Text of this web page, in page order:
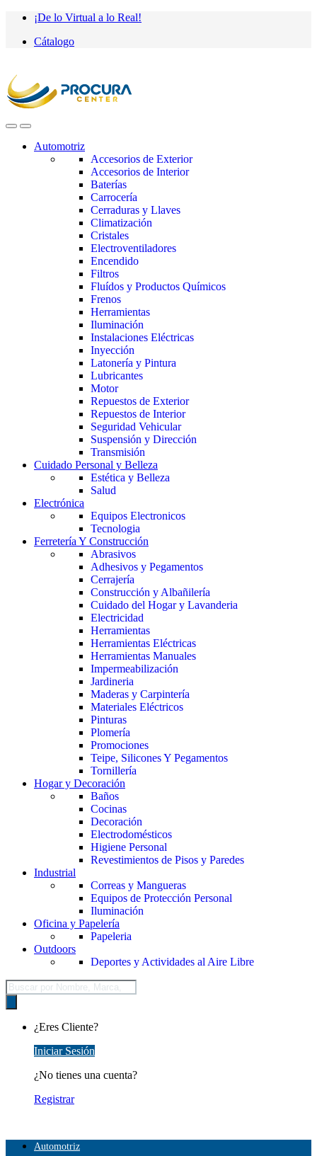
Saltar
navegación
saltar
contenido
¡De lo Virtual a lo Real!
Cátalogo
Automotriz
Accesorios de Exterior
Accesorios de Interior
Baterías
Carrocería
Cerraduras y Llaves
Climatización
Cristales
Electroventiladores
Encendido
Filtros
Fluídos y Productos Químicos
Frenos
Herramientas
Iluminación
Instalaciones Eléctricas
Inyección
Latonería y Pintura
Lubricantes
Motor
Repuestos de Exterior
Repuestos de Interior
Seguridad Vehicular
Suspensión y Dirección
Transmisión
Cuidado Personal y Belleza
Estética y Belleza
Salud
Electrónica
Equipos Electronicos
Tecnologia
Ferretería Y Construcción
Abrasivos
Adhesivos y Pegamentos
Cerrajería
Construcción y Albañilería
Cuidado del Hogar y Lavanderia
Electricidad
Herramientas
Herramientas Eléctricas
Herramientas Manuales
Impermeabilización
Jardineria
Maderas y Carpintería
Materiales Eléctricos
Pinturas
Plomería
Promociones
Teipe, Silicones Y Pegamentos
Tornillería
Hogar y Decoración
Baños
Cocinas
Decoración
Electrodomésticos
Higiene Personal
Revestimientos de Pisos y Paredes
Industrial
Correas y Mangueras
Equipos de Protección Personal
Iluminación
Oficina y Papelería
Papeleria
Outdoors
Deportes y Actividades al Aire Libre
Búsqueda
de
productos
¿Eres Cliente?
Iniciar Sesión
¿No tienes una cuenta?
Registrar
Automotriz